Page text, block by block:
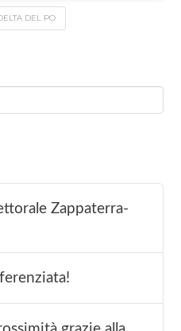
DEL PO
Zappaterra-